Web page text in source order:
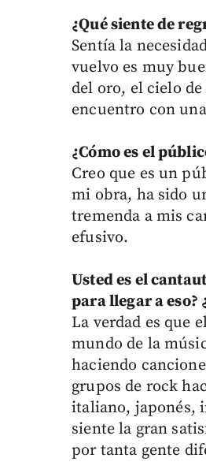
¿Qué siente de
Sentía la
vuelvo es muy
del oro, el cielo de
encuentro con
¿Cómo es el
Creo que es un
mi obra, ha sido
tremenda a mis
efusivo.
Usted es el
para llegar a eso?
La verdad es que
mundo de la
haciendo
grupos de rock
italiano, japonés,
siente la gran
por tanta gente